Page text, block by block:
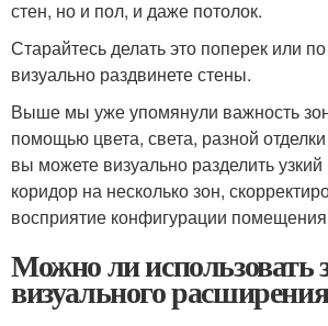
стен, но и пол, и даже потолок.
Старайтесь делать это поперек или
визуально раздвинете стены.
Выше мы уже упомянули важность
помощью цвета, света, разной
вы можете визуально разделить
коридор на несколько зон,
восприятие конфигурации
Можно ли использовать
визуального